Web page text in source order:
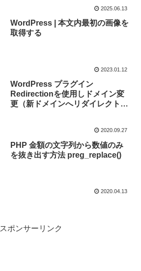
2025.06.13
WordPress | 本文内最初の画像を
取得する
2023.01.12
WordPress プラグイン
Redirectionを使用しドメイン変
更（新ドメインへリダイレクト）
2020.09.27
PHP 金額の文字列から数値のみ
を抜き出す方法 preg_replace()
2020.04.13
スポンサーリンク